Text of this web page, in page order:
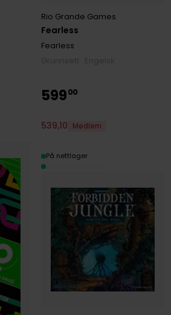
Fearless
Rio Grande Games
Fearless
59900
539,10 Medlem
På nettlager